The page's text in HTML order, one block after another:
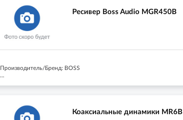
Ресивер Boss Audio MGR450B
Производитель/Бренд: BOSS
...
Коаксиальные динамики MR6B